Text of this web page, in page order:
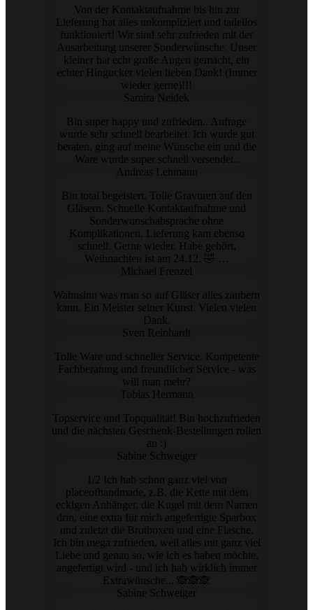
Von der Kontaktaufnahme bis hin zur
Lieferung hat alles unkompliziert und tadellos
funktioniert! Wir sind sehr zufrieden mit der
Ausarbeitung unserer Sonderwünsche. Unser
kleiner hat echt große Augen gemacht, ein
echter Hingucker vielen lieben Dank! (Immer
wieder gerne)!!!
Samira Neidek
Bin super happy und zufrieden.. Anfrage
wurde sehr schnell bearbeitet. Ich wurde gut
beraten, ging auf meine Wünsche ein und die
Ware wurde super schnell versendet..
Andreas Lehmann
Bin total begeistert. Tolle Gravuren auf den
Gläsern. Schnelle Kontaktaufnahme und
Sonderwunschabsprache ohne
Komplikationen. Lieferung kam ebenso
schnell. Gerne wieder. Habe gehört,
Weihnachten ist am 24.12. 🤣 …
Michael Frenzel
Wahnsinn was man so auf Gläser alles zaubern
kann. Ein Meister seiner Kunst. Vielen vielen
Dank.
Sven Reinhardt
Tolle Ware und schneller Service. Kompetente
Fachberatung und freundlicher Service - was
will man mehr?
Tobias Hermann
Topservice und Topqualität! Bin hochzufrieden
und die nächsten Geschenk-Bestellungen rollen
an :)
Sabine Schweiger
1/2 Ich hab schon ganz viel von
placeofhandmade, z.B. die Kette mit dem
eckigen Anhänger, die Kugel mit dem Namen
drin, eine extra für mich angefertigte Sparbox
und zuletzt die Brotboxen und eine Flasche.
Ich bin mega zufrieden, weil alles mit ganz viel
Liebe und genau so, wie ich es haben möchte,
angefertigt wird - und ich hab wirklich immer
Extrawünsche... 🙈🙈🙈
Sabine Schweiger